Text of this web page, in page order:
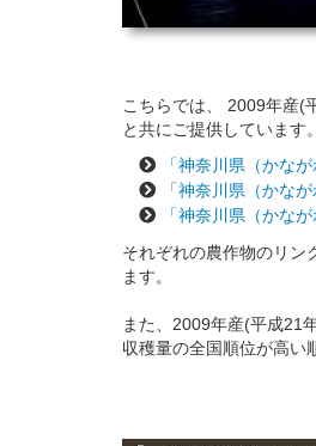
こちらでは、 2009年産(
と共にご提供しています。
「神奈川県（かな
「神奈川県（かな
「神奈川県（かな
それぞれの農作物のリン
ます。
また、2009年産(平成21
収穫量の全国順位が高い